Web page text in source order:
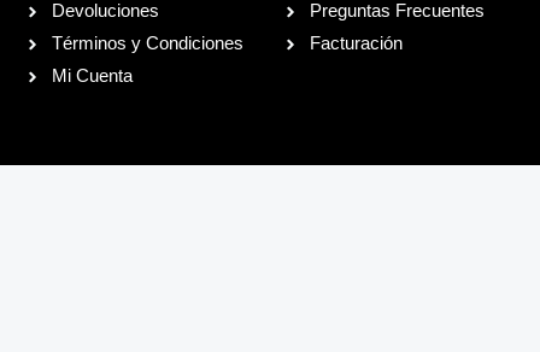
Devoluciones
Términos y Condiciones
Mi Cuenta
Preguntas Frecuentes
Facturación